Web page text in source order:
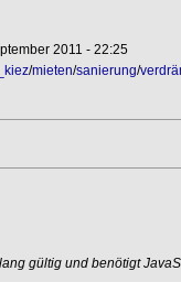
2011 - 22:25
/mieten/sanierung/
gültig und benötigt